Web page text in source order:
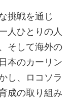
挑戦を通じ
人ひとりの人
そして海外の
本のカーリン
し、ロコソラ
成の取り組み